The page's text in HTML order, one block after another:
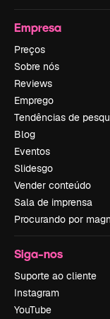
Empresa
Preços
Sobre nós
Reviews
Emprego
Tendências de
Blog
Eventos
Slidesgo
Vender conteúdo
Sala de imprensa
Procurando por
Siga-nos
Suporte ao cliente
Instagram
YouTube